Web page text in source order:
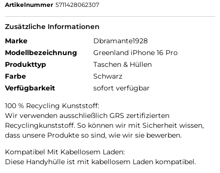
Artikelnummer 5711428062307
Zusätzliche Informationen
Marke
Dbramante1928
Modellbezeichnung
Greenland iPhone 16 Pro
Produkttyp
Taschen & Hüllen
Farbe
Schwarz
Verfügbarkeit
sofort verfügbar
100 % Recycling Kunststoff:
Wir verwenden ausschließlich GRS zertifizierten
Recyclingkunststoff. So können wir mit Sicherheit wissen,
dass unsere Produkte so sind, wie wir sie bewerben.
Kompatibel Mit Kabellosem Laden:
Diese Handyhülle ist mit kabellosem Laden kompatibel.